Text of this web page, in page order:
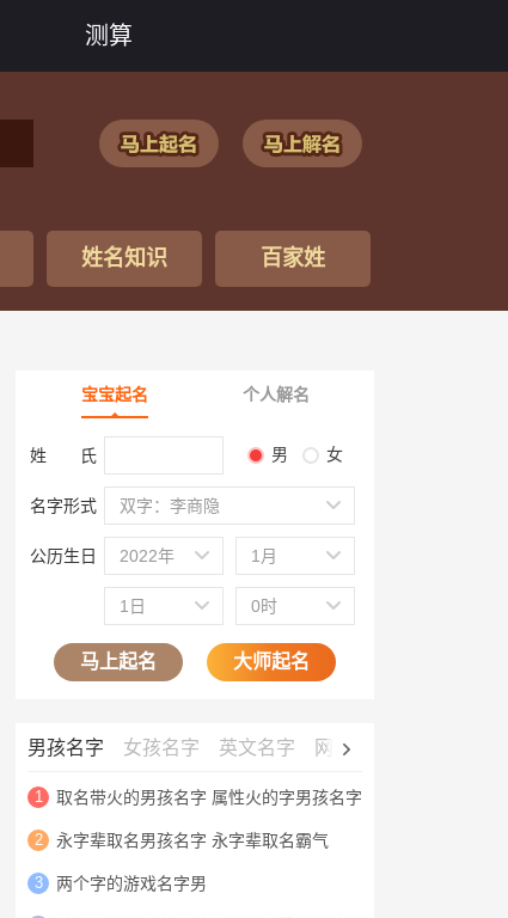
测算
姓名知识 百家姓
宝宝起名 个人解名
姓 氏 男 女
名字形式 双字：李商隐
公历生日 2022年 1月
1日 0时
马上起名 大师起名
男孩名字 女孩名字 英文名字 网名大全
1 取名带火的男孩名字 属性火的字男孩名字
2 永字辈取名男孩名字 永字辈取名霸气
3 两个字的游戏名字男